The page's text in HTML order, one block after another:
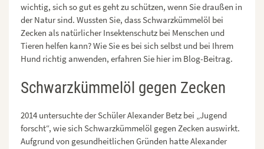
wichtig, sich so gut es geht zu schützen, wenn Sie draußen in
der Natur sind. Wussten Sie, dass Schwarzkümmelöl bei
Zecken als natürlicher Insektenschutz bei Menschen und
Tieren helfen kann? Wie Sie es bei sich selbst und bei Ihrem
Hund richtig anwenden, erfahren Sie hier im Blog-Beitrag.
Schwarzkümmelöl gegen Zecken
2014 untersuchte der Schüler Alexander Betz bei „Jugend
forscht“, wie sich Schwarzkümmelöl gegen Zecken auswirkt.
Aufgrund von gesundheitlichen Gründen hatte Alexander